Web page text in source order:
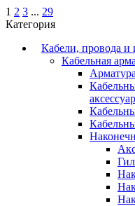
1 2 3 ... 29
Категория
Кабели, провода и
Кабельная